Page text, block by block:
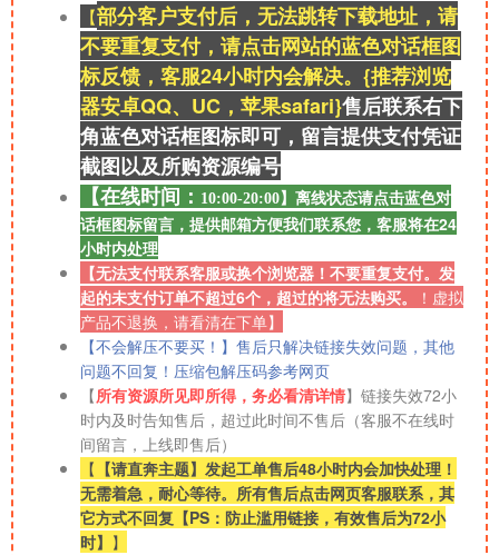
【部分客户支付后，无法跳转下载地址，请
不要重复支付，请点击网站的蓝色对话框图
标反馈，客服24小时内会解决。{推荐浏览
器安卓QQ、UC，苹果safari}售后联系右下
角蓝色对话框图标即可，留言提供支付凭证
截图以及所购资源编号
【在线时间： 10:00-20:00】 离线状态请点击蓝色对
话框图标留言，提供邮箱方便我们联系您，客服将在24
小时内处理
【无法支付联系客服或换个浏览器！不要重复支付。发
起的未支付订单不超过6个，超过的将无法购买。
！ 虚拟
产品不退换，请看清在下单】
【不会解压不要买！】售后只解决链接失效问题，其他
问题不回复！压缩包解压码参考网页
【所有资源所见即所得，务必看清详情】链接失效72小
时内及时告知售后，超过此时间不售后（客服不在线时
间留言，上线即售后）
【 【请直奔主题】发起工单售后48小时内会加快处理！
无需着急，耐心等待。所有售后点击网页客服联系，其
它方式不回复【PS：防止滥用链接，有效售后为72小
时】 】